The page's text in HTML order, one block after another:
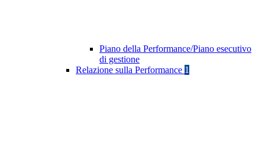
Piano della Performance/Piano esecutivo
di gestione
Relazione sulla Performance 1